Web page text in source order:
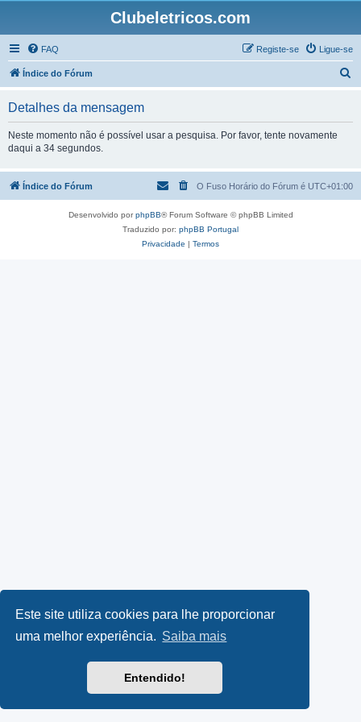
Este site utiliza cookies para lhe proporcionar
uma melhor experiência. Saiba mais
Entendido!
Clubeletricos.com
FAQ Ligue-se
Registe-se
Índice do Fórum
s
Detalhes da mensagem
Neste momento não é possível usar a pesquisa. Por favor, tente novamente
daqui a 34 segundos.
Índice do Fórum O Fuso Horário do Fórum é UTC+01:00
Desenvolvido porphpBB® Forum Software © phpBB Limited
Traduzido por: phpBB Portugal
Privacidade | Termos